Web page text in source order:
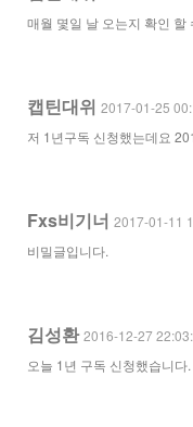
매월 몇일 날 오는지 확인 할
캡틴대위 2017-01-25
저 1년구독 신청했는데요
Fxs비기너 2017-01-11
비밀글입니다.
김성환2016-12-27
오늘 1년 구독 신청했습니